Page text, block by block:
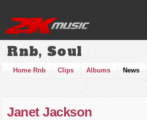
Rnb, Soul
Home Rnb Clips Albums News
Janet Jackson